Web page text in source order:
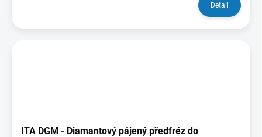
Detail
ITA DGM - Diamantový pájený předfréz do